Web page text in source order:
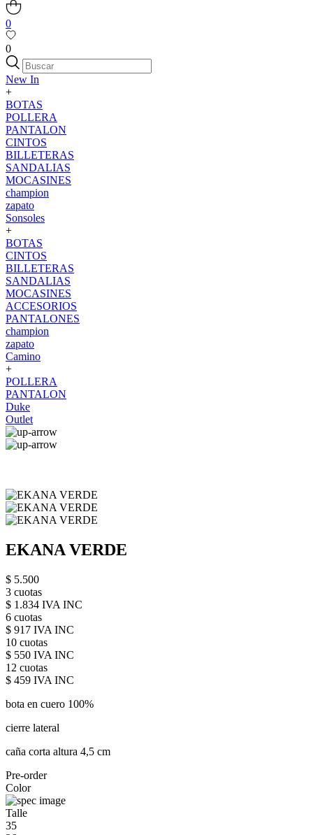
0
0
New In
+
BOTAS
POLLERA
PANTALON
CINTOS
BILLETERAS
SANDALIAS
MOCASINES
champion
zapato
Sonsoles
+
BOTAS
CINTOS
BILLETERAS
SANDALIAS
MOCASINES
ACCESORIOS
PANTALONES
champion
zapato
Camino
+
POLLERA
PANTALON
Duke
Outlet
EKANA VERDE
$ 5.500
3 cuotas
$ 1.834 IVA INC
6 cuotas
$ 917 IVA INC
10 cuotas
$ 550 IVA INC
12 cuotas
$ 459 IVA INC
bota en cuero 100%
cierre lateral
caña corta altura 4,5 cm
Pre-order
Color
Talle
35